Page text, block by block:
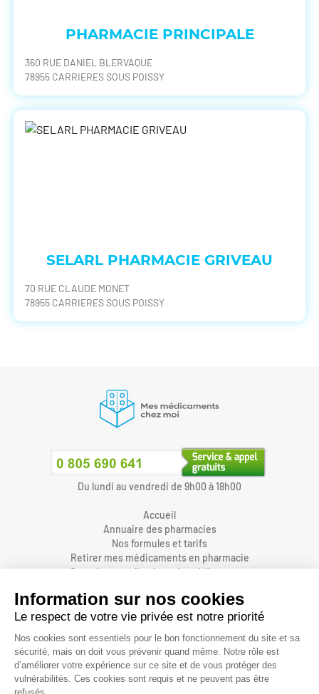
PHARMACIE PRINCIPALE
360 RUE DANIEL BLERVAQUE
78955 CARRIERES SOUS POISSY
SELARL PHARMACIE GRIVEAU
70 RUE CLAUDE MONET
78955 CARRIERES SOUS POISSY
Du lundi au vendredi de 9h00 à 18h00
Accueil
Annuaire des pharmacies
Nos formules et tarifs
Retirer mes médicaments en pharmacie
Organiser une livraison de médicaments
Accès pharmaciens
Accès aidants
Aide et FAQ
Nous contacter
Accessibilité
Mentions légales